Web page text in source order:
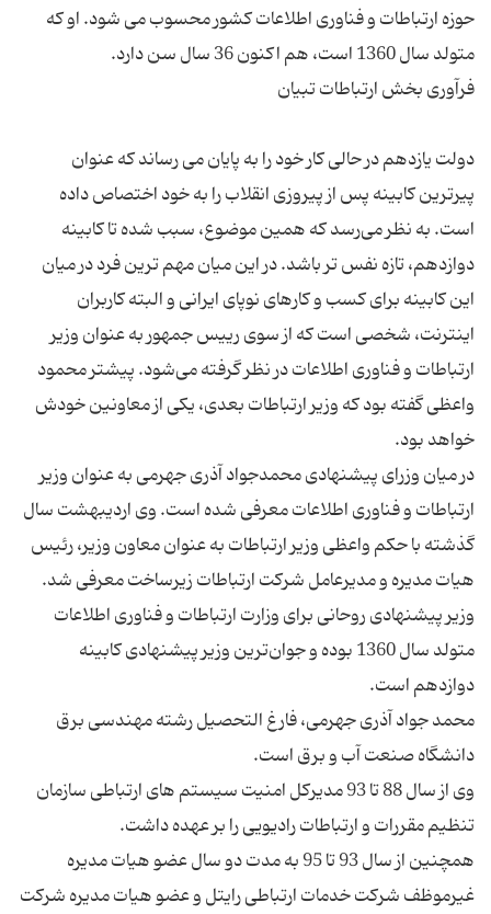
حوزه ارتباطات و فناوری اطلاعات کشور محسوب می شود. او که
دولت یازدهم در حالی کار خود را به پایان می رساند که عنوان
پیرترین کابینه پس از پیروزی انقلاب را به خود اختصاص داده
است. به نظر می‌رسد که همین موضوع، سبب شده تا کابینه
دوازدهم، تازه نفس تر باشد. در این میان مهم ترین فرد در میان
این کابینه برای کسب و کارهای نوپای ایرانی و البته کاربران
اینترنت، شخصی است که از سوی رییس جمهور به عنوان وزیر
ارتباطات و فناوری اطلاعات در نظر گرفته می‌شود. پیشتر محمود
واعظی گفته بود که وزیر ارتباطات بعدی، یکی از معاونین خودش
در میان وزرای پیشنهادی محمدجواد آذری جهرمی به عنوان وزیر
ارتباطات و فناوری اطلاعات معرفی شده است. وی اردیبهشت سال
گذشته با حکم واعظی وزیر ارتباطات به عنوان معاون وزیر، رئیس
وزیر پیشنهادی روحانی برای وزارت ارتباطات و فناوری اطلاعات
متولد سال 1360 بوده و جوان‌ترین وزیر پیشنهادی کابینه
محمد جواد آذری جهرمی، فارغ التحصیل رشته مهندسی برق
وی از سال 88 تا 93 مدیرکل امنیت سیستم های ارتباطی سازمان
همچنین از سال 93 تا 95 به مدت دو سال عضو هیات مدیره
غیرموظف شرکت خدمات ارتباطی رایتل و عضو هیات مدیره شرکت